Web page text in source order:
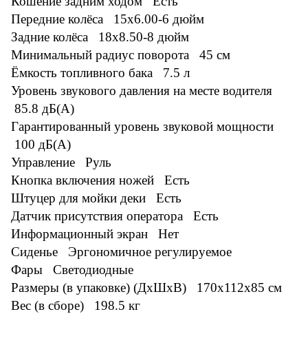
Передние колёса 15x6.00-6 дюйм
Задние колёса 18x8.50-8 дюйм
Минимальный радиус поворота 45 см
Ёмкость топливного бака 7.5 л
Уровень звукового давления на месте водителя
85.8 дБ(А)
Гарантированный уровень звуковой мощности
100 дБ(А)
Управление Руль
Кнопка включения ножей Есть
Штуцер для мойки деки Есть
Датчик присутствия оператора Есть
Информационный экран Нет
Сиденье Эргономичное регулируемое
Фары Светодиодные
Размеры (в упаковке) (ДxШxВ) 170x112x85 см
Вес (в сборе) 198.5 кг